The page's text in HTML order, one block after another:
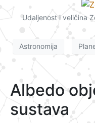
Udaljenost i veličina
Astronomija
Albedo
sustava